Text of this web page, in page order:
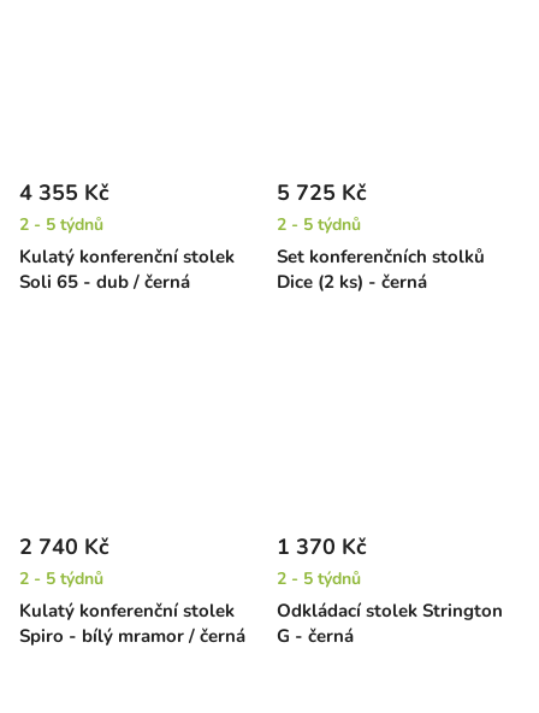
Kulatý konferenční stolek
Soli 65 - dub / černá
4 355 Kč
2 - 5 týdnů
Set konferenčních stolků
Dice (2 ks) - černá
5 725 Kč
2 - 5 týdnů
Kulatý konferenční stolek
Spiro - bílý mramor / černá
2 740 Kč
2 - 5 týdnů
Odkládací stolek Strington
G - černá
1 370 Kč
2 - 5 týdnů